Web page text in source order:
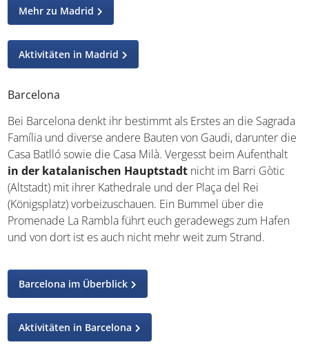
Bei Barcelona denkt ihr bestimmt als Erstes an die
Sagrada Família und diverse andere Bauten von Gaudi,
darunter die Casa Batlló sowie die Casa Milà. Vergesst
beim Aufenthaltin der katalanischen Hauptstadt
nicht im Barri Gòtic (Altstadt) mit ihrer Kathedrale und der
Plaça del Rei (Königsplatz) vorbeizuschauen. Ein Bummel
über die Promenade La Rambla führt euch geradewegs
zum Hafen und von dort ist es auch nicht mehr weit zum
Strand.
Barcelona im Überblick
Aktivitäten in Barcelona